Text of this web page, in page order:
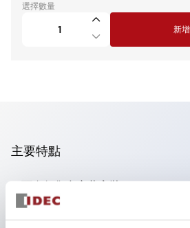
選擇數量
新
主要特點
可進行集合密著安裝
附鎖選擇開關採用高安全性的彈子